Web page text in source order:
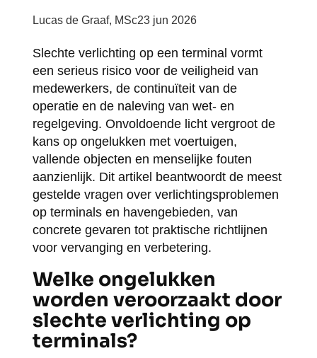
Lucas de Graaf, MSc23 jun 2026
Slechte verlichting op een terminal vormt
een serieus risico voor de veiligheid van
medewerkers, de continuïteit van de
operatie en de naleving van wet- en
regelgeving. Onvoldoende licht vergroot de
kans op ongelukken met voertuigen,
vallende objecten en menselijke fouten
aanzienlijk. Dit artikel beantwoordt de meest
gestelde vragen over verlichtingsproblemen
op terminals en havengebieden, van
concrete gevaren tot praktische richtlijnen
voor vervanging en verbetering.
Welke ongelukken
worden veroorzaakt door
slechte verlichting op
terminals?